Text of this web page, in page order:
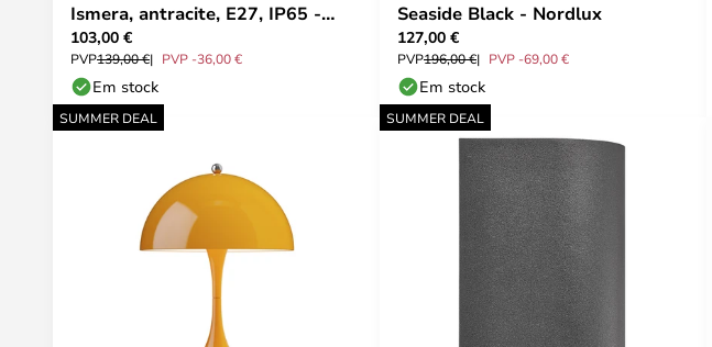
Ismera, antracite, E27, IP65 -
Arcchio
103,00 €
PVP139,00 € PVP -36,00 €
Em stock
Seaside Black - Nordlux
127,00 €
PVP196,00 € PVP -69,00 €
Em stock
SUMMER DEAL SUMMER DEAL